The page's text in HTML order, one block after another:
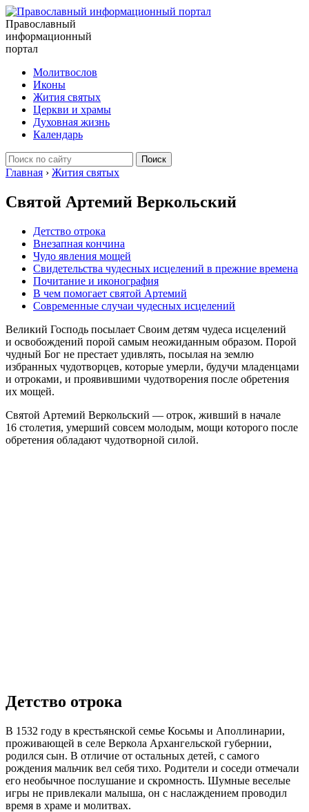
Православный
информационный
портал
Молитвослов
Иконы
Жития святых
Церкви и храмы
Духовная жизнь
Календарь
Главная › Жития святых
Святой Артемий Веркольский
Детство отрока
Внезапная кончина
Чудо явления мощей
Свидетельства чудесных исцелений в прежние времена
Почитание и иконография
В чем помогает святой Артемий
Современные случаи чудесных исцелений
Великий Господь посылает Своим детям чудеса исцелений
и освобождений порой самым неожиданным образом. Порой
чудный Бог не престает удивлять, посылая на землю
избранных чудотворцев, которые умерли, будучи младенцами
и отроками, и проявившими чудотворения после обретения
их мощей.
Святой Артемий Веркольский — отрок, живший в начале
16 столетия, умерший совсем молодым, мощи которого после
обретения обладают чудотворной силой.
Детство отрока
В 1532 году в крестьянской семье Косьмы и Аполлинарии,
проживающей в селе Веркола Архангельской губернии,
родился сын. В отличие от остальных детей, с самого
рождения мальчик вел себя тихо. Родители и соседи отмечали
его необычное послушание и скромность. Шумные веселые
игры не привлекали малыша, он с наслаждением проводил
время в храме и молитвах.